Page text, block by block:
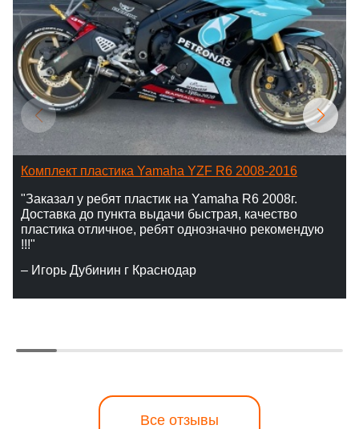
Комплект пластика Yamaha YZF R6 2008-2016
"Заказал у ребят пластик на Yamaha R6 2008г.
Доставка до пункта выдачи быстрая, качество
пластика отличное, ребят однозначно рекомендую
!!!"
– Игорь Дубинин г Краснодар
Все отзывы